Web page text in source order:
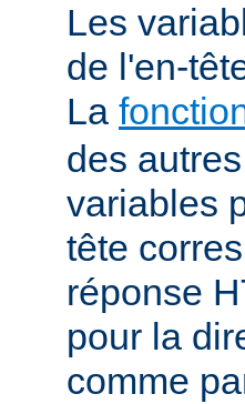
Les
de l'en-
La
des
variables
tête
réponse
pour la
comme